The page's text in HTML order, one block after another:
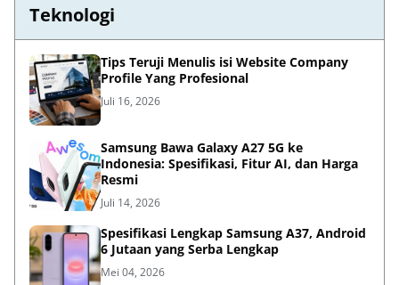
Teknologi
Tips Teruji Menulis isi Website Company
Profile Yang Profesional
Juli 16, 2026
Samsung Bawa Galaxy A27 5G ke
Indonesia: Spesifikasi, Fitur AI, dan Harga
Resmi
Juli 14, 2026
Spesifikasi Lengkap Samsung A37, Android
6 Jutaan yang Serba Lengkap
Mei 04, 2026